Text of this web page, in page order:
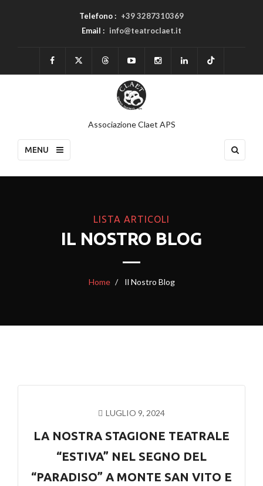
Telefono : +39 3287310369
Email : info@teatroclaet.it
Associazione Claet APS
MENU
LISTA ARTICOLI
IL NOSTRO BLOG
Home Il Nostro Blog
LUGLIO 9, 2024
LA NOSTRA STAGIONE TEATRALE
“ESTIVA” NEL SEGNO DEL
“PARADISO” A MONTE SAN VITO E